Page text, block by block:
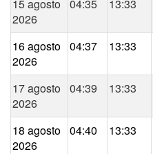
15 agosto
2026
04:35 13:33
16 agosto
2026
04:37 13:33
17 agosto
2026
04:39 13:33
18 agosto
2026
04:40 13:33